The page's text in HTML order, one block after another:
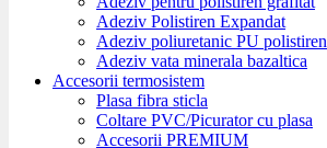
Adeziv Polistiren Expandat
Adeziv poliuretanic PU polistiren
Adeziv vata minerala bazaltica
Accesorii termosistem
Plasa fibra sticla
Coltare PVC/Picurator cu plasa
Accesorii PREMIUM